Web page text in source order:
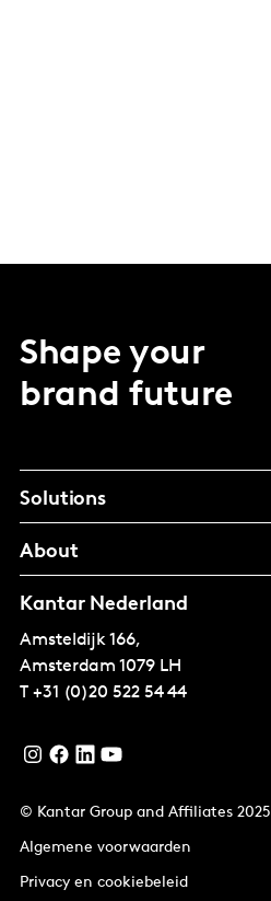
Shape your
brand future
Solutions
About
Kantar Nederland
Amsteldijk 166,
Amsterdam 1079 LH
T +31 (0)20 522 54 44
© Kantar Group and Affiliates 2025
Algemene voorwaarden
Privacy en cookiebeleid